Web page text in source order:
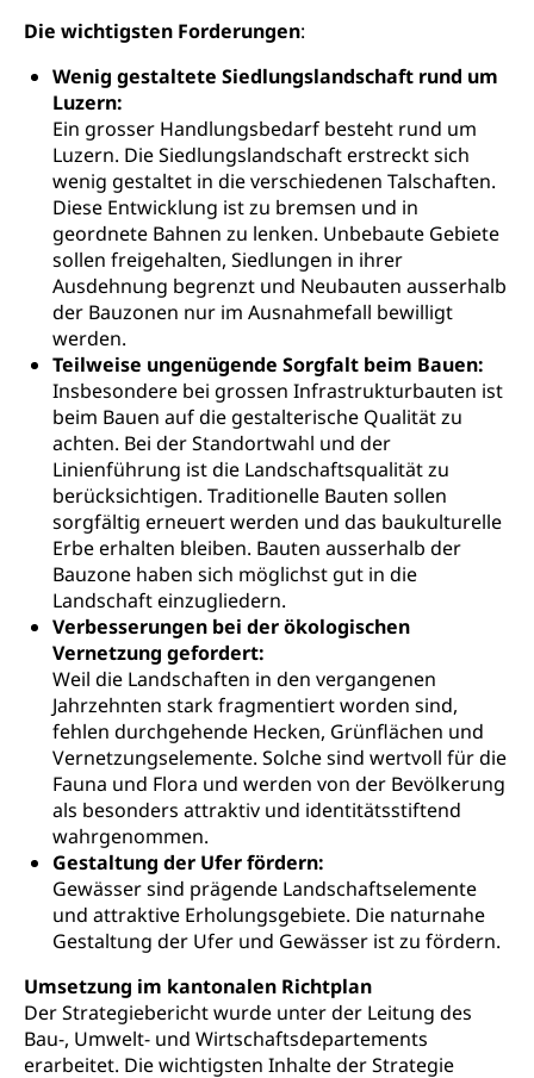
Die wichtigsten Forderungen:
Wenig gestaltete Siedlungslandschaft rund um
Luzern:
Ein grosser Handlungsbedarf besteht rund um
Luzern. Die Siedlungslandschaft erstreckt sich
wenig gestaltet in die verschiedenen Talschaften.
Diese Entwicklung ist zu bremsen und in
geordnete Bahnen zu lenken. Unbebaute Gebiete
sollen freigehalten, Siedlungen in ihrer
Ausdehnung begrenzt und Neubauten ausserhalb
der Bauzonen nur im Ausnahmefall bewilligt
werden.
Teilweise ungenügende Sorgfalt beim Bauen:
Insbesondere bei grossen Infrastrukturbauten ist
beim Bauen auf die gestalterische Qualität zu
achten. Bei der Standortwahl und der
Linienführung ist die Landschaftsqualität zu
berücksichtigen. Traditionelle Bauten sollen
sorgfältig erneuert werden und das baukulturelle
Erbe erhalten bleiben. Bauten ausserhalb der
Bauzone haben sich möglichst gut in die
Landschaft einzugliedern.
Verbesserungen bei der ökologischen
Vernetzung gefordert:
Weil die Landschaften in den vergangenen
Jahrzehnten stark fragmentiert worden sind,
fehlen durchgehende Hecken, Grünflächen und
Vernetzungselemente. Solche sind wertvoll für die
Fauna und Flora und werden von der Bevölkerung
als besonders attraktiv und identitätsstiftend
wahrgenommen.
Gestaltung der Ufer fördern:
Gewässer sind prägende Landschaftselemente
und attraktive Erholungsgebiete. Die naturnahe
Gestaltung der Ufer und Gewässer ist zu fördern.
Umsetzung im kantonalen Richtplan
Der Strategiebericht wurde unter der Leitung des
Bau-, Umwelt- und Wirtschaftsdepartements
erarbeitet. Die wichtigsten Inhalte der Strategie
Zivilstandswesen
Adoption
Adoptivkind, Adoptiveltern, Adoptionsvermittlung,
Adoptionsverfahren, elterliche Gewalt, elterliche
Sorge
Adoption
Aufenthaltsbewilligungen
Niederlassungsbewilligung, Aufenthalt,
Niederlassung, Wohnsitz
Amt für Migration
Ausweise und Bescheinigungen
Reisepass, Identitätskarte, Visum, Geburtsurkunde
Jagdausweis, Fischereiausweis
Strafregisterauszug bestellen
Waffen, Sprengstoffe und Pyrotechnik
Reisepass, Identitätskarte
Strassenverkehrsamt (Führerausweis,
Fahrzeugausweis)
Namensänderungen
Einbürgerung
Nationalität, Staatsangehörigkeit,
Staatsbürgerschaft, Bürgerrecht, Erwerb des
Bürgerrechts, Verlust des Bürgerrechts,
Einbürgerungsverfahren
Einbürgerungen
Geburt
Geburtsurkunde, Geburtsschein, Geburtsanzeige
Familienzulagen (WAS Luzern)
Schwangerschaft / Geburt (gruezi.lu.ch)
Kinder und Jugendliche
Mündigkeit, Kindesschutz, Jugendschutz
Kinder- und Jugendförderung
Psychische Gesundheit
IV für Kinder und Jugendliche (WAS Luzern)
Pflege / Pflegeheim
Hauspflege, spitalexterne Pflege, Spitex
Betreuende Angehörige
Pflegeheimliste und freie Pflegeplätze
Betreuung von Angehörigen (WAS Luzern)
Religion
Kirche, Gottesdienst, Seelsorge,
Religionsgemeinschaft
Religionsvielfalt Im Kanton Luzern (unilu)
Sport
Freizeitaktivitäten, Schulsport, Spitzensport,
Breitensport, Jugend und Sport, Sportanlagen
Olympiateam Kanton Luzern
Tiere